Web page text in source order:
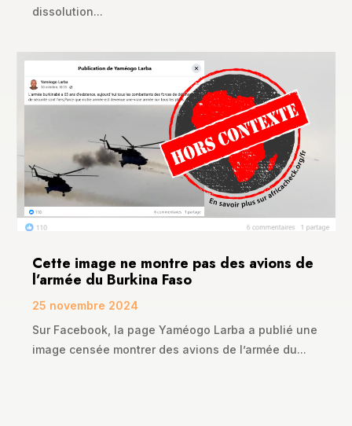
dissolution...
Cette image ne montre pas des avions de
l’armée du Burkina Faso
25 novembre 2024
Sur Facebook, la page Yaméogo Larba a publié une
image censée montrer des avions de l’armée du...